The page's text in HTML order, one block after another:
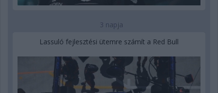
3 napja
Lassuló fejlesztési ütemre számít a Red Bull